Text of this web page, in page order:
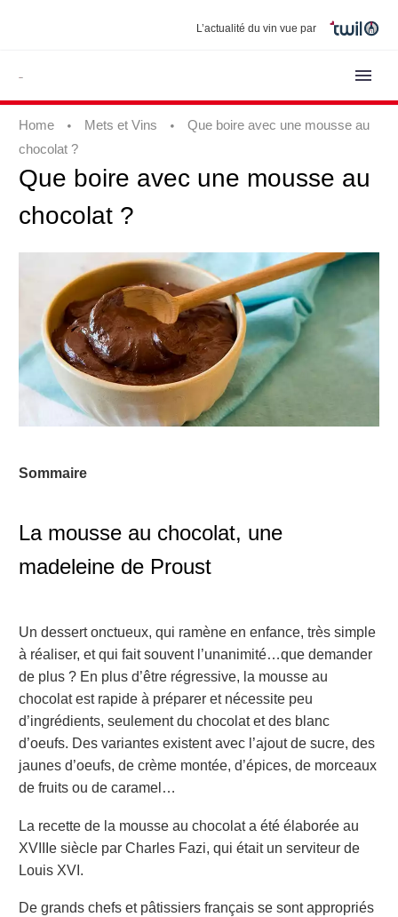
L’actualité du vin vue par
Home Mets et Vins
Que boire avec une mousse au
chocolat ?
Que boire avec une mousse au
chocolat ?
Sommaire
La mousse au chocolat, une
madeleine de Proust
Un dessert onctueux, qui ramène en enfance, très simple
à réaliser, et qui fait souvent l’unanimité…que demander
de plus ? En plus d’être régressive, la mousse au
chocolat est rapide à préparer et nécessite peu
d’ingrédients, seulement du chocolat et des blanc
d’oeufs. Des variantes existent avec l’ajout de sucre, des
jaunes d’oeufs, de crème montée, d’épices, de morceaux
de fruits ou de caramel…
La recette de la mousse au chocolat a été élaborée au
XVIIIe siècle par Charles Fazi, qui était un serviteur de
Louis XVI.
De grands chefs et pâtissiers français se sont appropriés